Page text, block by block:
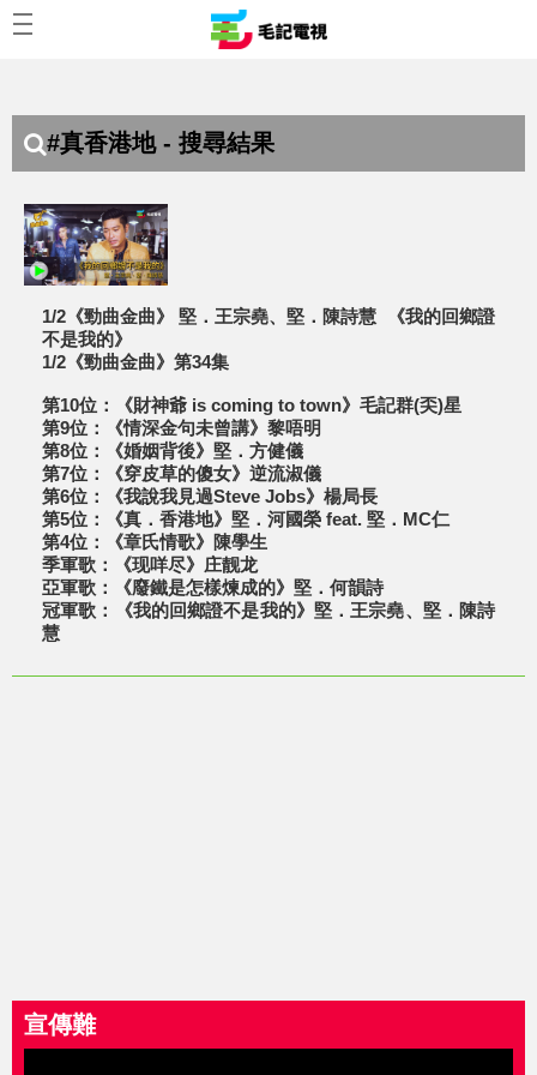
#真香港地 - 搜尋結果
1/2《勁曲金曲》 堅．王宗堯、堅．陳詩慧 《我的回鄉證
不是我的》
1/2《勁曲金曲》第34集
第10位：《財神爺 is coming to town》毛記群(奀)星
第9位：《情深金句未曾講》黎唔明
第8位：《婚姻背後》堅．方健儀
第7位：《穿皮草的傻女》逆流淑儀
第6位：《我說我見過Steve Jobs》楊局長
第5位：《真．香港地》堅．河國榮 feat. 堅．MC仁
第4位：《章氏情歌》陳學生
季軍歌：《现咩尽》庄靓龙
亞軍歌：《廢鐵是怎樣煉成的》堅．何韻詩
冠軍歌：《我的回鄉證不是我的》堅．王宗堯、堅．陳詩
慧
宣傳難